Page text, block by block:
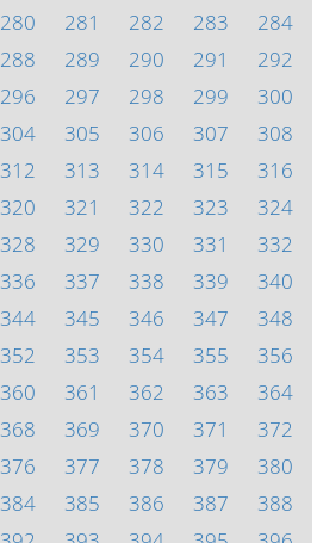
280 281 282 283
284
288 289 290 291
292
296 297 298 299
300
304 305 306 307
308
312 313 314 315
316
320 321 322 323
324
328 329 330 331
332
336 337 338 339
340
344 345 346 347
348
352 353 354 355
356
360 361 362 363
364
368 369 370 371
372
376 377 378 379
380
384 385 386 387
388